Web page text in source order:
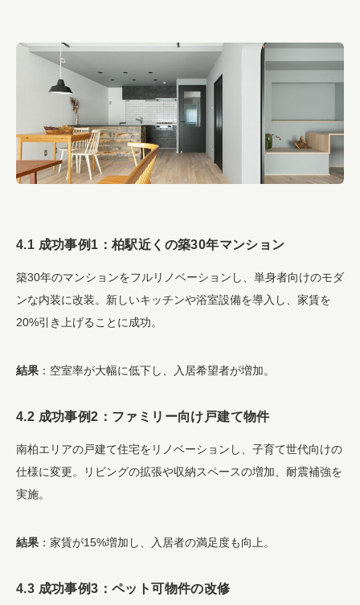
4.1 成功事例1：柏駅近くの築30年マンション
築30年のマンションをフルリノベーションし、単身者向けのモダ
ンな内装に改装。新しいキッチンや浴室設備を導入し、家賃を
20%引き上げることに成功。
結果 ：空室率が大幅に低下し、入居希望者が増加。
4.2 成功事例2：ファミリー向け戸建て物件
南柏エリアの戸建て住宅をリノベーションし、子育て世代向けの
仕様に変更。リビングの拡張や収納スペースの増加、耐震補強を
実施。
結果 ：家賃が15%増加し、入居者の満足度も向上。
4.3 成功事例3：ペット可物件の改修